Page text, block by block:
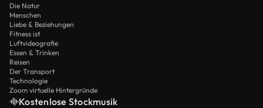
Die Natur
Menschen
Liebe & Beziehungen
Fitness ist
Luftvideografie
Essen & Trinken
Reisen
Der Transport
Technologie
Zoom virtuelle Hintergründe
Kostenlose Stockmusik